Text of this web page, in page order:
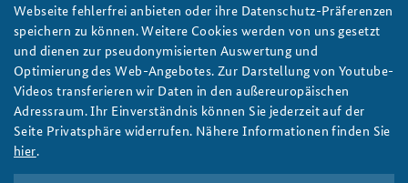
Das atomare Element im Russland-Ukraine-
Konflikt
Webseite fehlerfrei anbieten oder ihre Datenschutz-Präferenzen
speichern zu können. Weitere Cookies werden von uns gesetzt
und dienen zur pseudonymisierten Auswertung und
Optimierung des Web-Angebotes. Zur Darstellung von Youtube-
Videos transferieren wir Daten in den außereuropäischen
Adressraum. Ihr Einverständnis können Sie jederzeit auf der
Seite Privatsphäre widerrufen. Nähere Informationen finden Sie
hier.